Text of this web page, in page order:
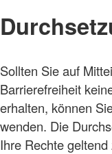
Sollten Sie auf
Barrierefreiheit
erhalten, können
wenden. Die
Ihre Rechte